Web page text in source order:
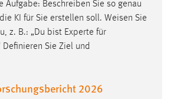
Aufgabe: Beschreiben Sie so genau
KI für Sie erstellen soll. Weisen Sie
z. B.: „Du bist Experte für
Sie Ziel und
2026